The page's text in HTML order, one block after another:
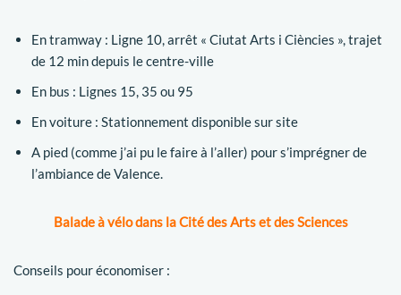
En tramway : Ligne 10, arrêt « Ciutat Arts i Ciències », trajet
de 12 min depuis le centre-ville
En bus : Lignes 15, 35 ou 95
En voiture : Stationnement disponible sur site
A pied (comme j’ai pu le faire à l’aller) pour s’imprégner de
l’ambiance de Valence.
Balade à vélo dans la Cité des Arts et des Sciences
Conseils pour économiser :